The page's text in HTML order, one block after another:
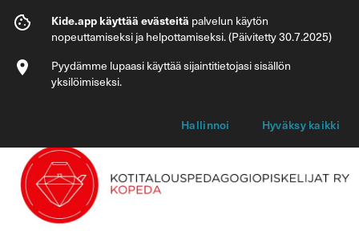
Kopeda
Jäsenyydet
Kide.app käyttää evästeitä palvelun käytön
nopeuttamiseksi ja helpottamiseksi. (Päivitetty 30.7.2025)
Pyydämme lupaasi käyttää sijaintitietojasi sisällön
yksilöimiseksi.
Hallinnoi Hyväksy kaikki